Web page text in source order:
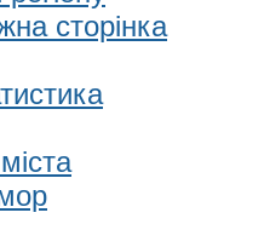
сторінка